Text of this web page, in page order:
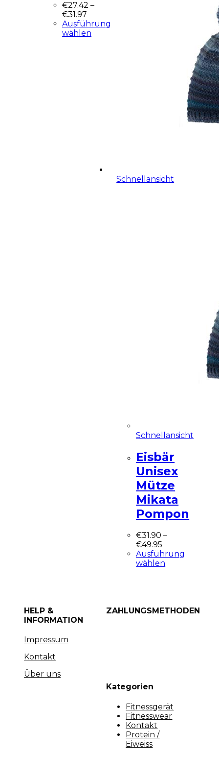
€27.42 –
€31.97
Ausführung
wählen
Schnellansicht
Schnellansicht
Eisbär
Unisex
Mütze
Mikata
Pompon
€31.90 –
€49.95
Ausführung
wählen
HELP &
INFORMATION
Impressum
Kontakt
Über uns
ZAHLUNGSMETHODEN
Kategorien
Fitnessgerät
Fitnesswear
Kontakt
Protein /
Eiweiss